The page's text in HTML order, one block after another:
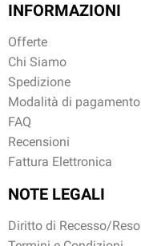
INFORMAZIONI
Offerte
Chi Siamo
Spedizione
Modalità di pagamento
FAQ
Recensioni
Fattura Elettronica
NOTE LEGALI
Diritto di Recesso/Reso